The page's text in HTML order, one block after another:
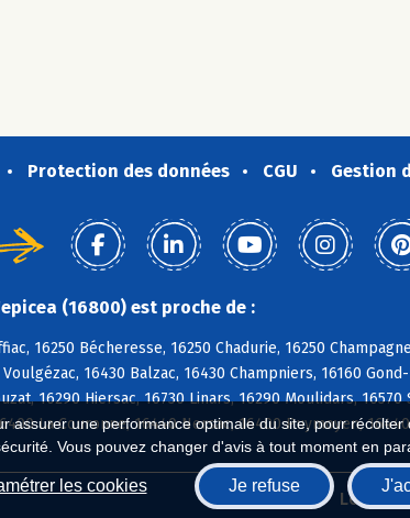
une performance optimale du site, pour
Vous pouvez changer d'avis à tout moment en
les cookies Je refuse
Protection des données CGU Gestion
(16800) est proche de :
16250 Bécheresse, 16250 Chadurie, 16250
16430 Balzac, 16430 Champniers, 16160
16290 Hiersac, 16730 Linars, 16290 Moulidars,
La Couronne, 16440 Nersac, 16400 Puymoyen,
Biocoop.fr Le